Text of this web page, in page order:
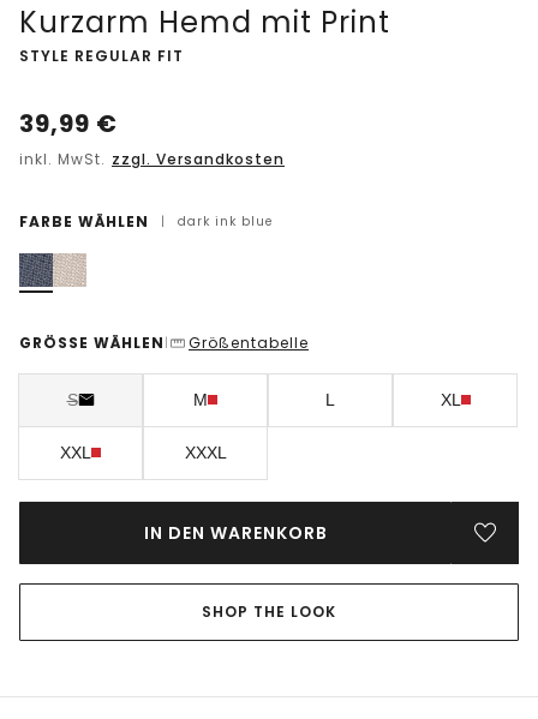
Kurzarm Hemd mit Print
-
STYLE REGULAR FIT
39,99 €
inkl. MwSt. zzgl. Versandkosten
FARBE WÄHLEN | dark ink blue
GRÖSSE WÄHLEN | Größentabelle
S M L XL
XXL XXXL
IN DEN WARENKORB
SHOP THE LOOK